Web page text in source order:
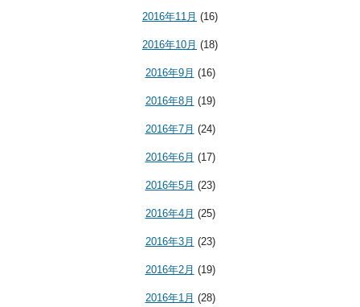
2016年11月 (16)
2016年10月 (18)
2016年9月 (16)
2016年8月 (19)
2016年7月 (24)
2016年6月 (17)
2016年5月 (23)
2016年4月 (25)
2016年3月 (23)
2016年2月 (19)
2016年1月 (28)